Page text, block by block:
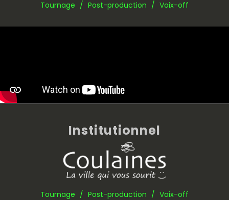
Tournage / Post-production / Voix-off
Institutionnel
Tournage / Post-production / Voix-off